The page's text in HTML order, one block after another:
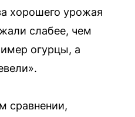
хорошего урожая
слабее, чем
огурцы, а
сравнении,